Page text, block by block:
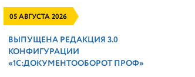
05 АВГУСТА 2026
ВЫПУЩЕНА РЕДАКЦИЯ 3.0
КОНФИГУРАЦИИ
«1С:ДОКУМЕНТООБОРОТ ПРОФ»